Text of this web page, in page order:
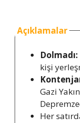
Açıklamalar
Dolmadı:
kişi
Gazi
Her